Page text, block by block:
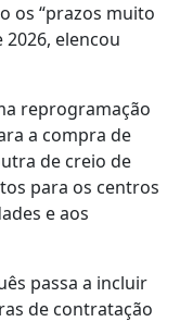
os “prazos muito
elencou
reprogramação
a compra de
de creio de
para os centros
e aos
passa a incluir
de contratação